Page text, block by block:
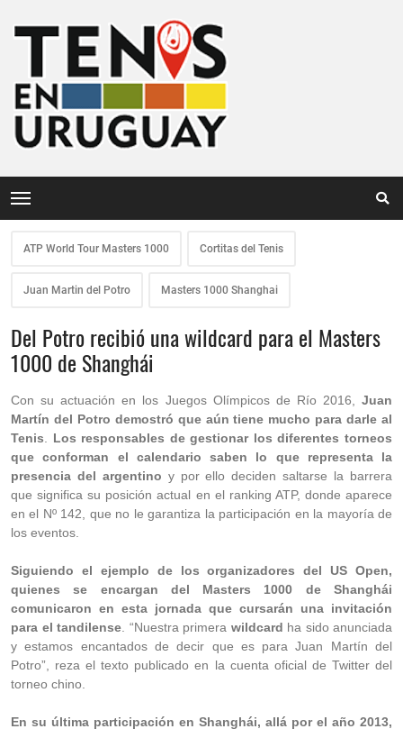
ATP World Tour Masters 1000 Cortitas del Tenis
Juan Martin del Potro Masters 1000 Shanghai
Del Potro recibió una wildcard para el Masters
1000 de Shanghái
Con su actuación en los Juegos Olímpicos de Río 2016, Juan
Martín del Potro demostró que aún tiene mucho para darle al
Tenis
Los responsables de gestionar los diferentes torneos
que conforman el calendario saben lo que representa la
presencia del argentino y por ello deciden saltarse la barrera
que significa su posición actual en el ranking ATP, donde aparece
en el Nº 142, que no le garantiza la participación en la mayoría de
los eventos.
Siguiendo el ejemplo de los organizadores del US Open,
quienes se encargan del Masters 1000 de Shanghái
comunicaron en esta jornada que cursarán una invitación
para el tandilense . “Nuestra primera wildcard ha sido anunciada
y estamos encantados de decir que es para Juan Martín del
Potro”, reza el texto publicado en la cuenta oficial de Twitter del
torneo chino.
En su última participación en Shanghái, allá por el año 2013,